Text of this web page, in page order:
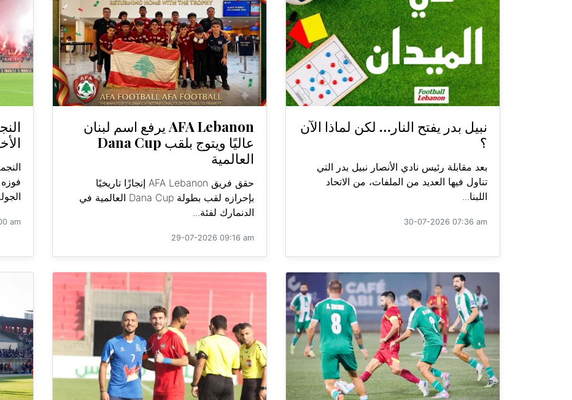
نبيل بدر يفتح النار… لكن لماذا الآن
؟
بعد مقابلة رئيس نادي الأنصار نبيل بدر التي
تناول فيها العديد من الملفات، من الاتحاد
اللبنا...
30-07-2026 07:36 am
AFA Lebanon يرفع اسم لبنان
عاليًا ويتوج بلقب Dana Cup
العالمية
حقق فريق AFA Lebanon إنجازًا تاريخيًا
بإحرازه لقب بطولة Dana Cup العالمية في
الدنمارك لفئة...
29-07-2026 09:16 am
am